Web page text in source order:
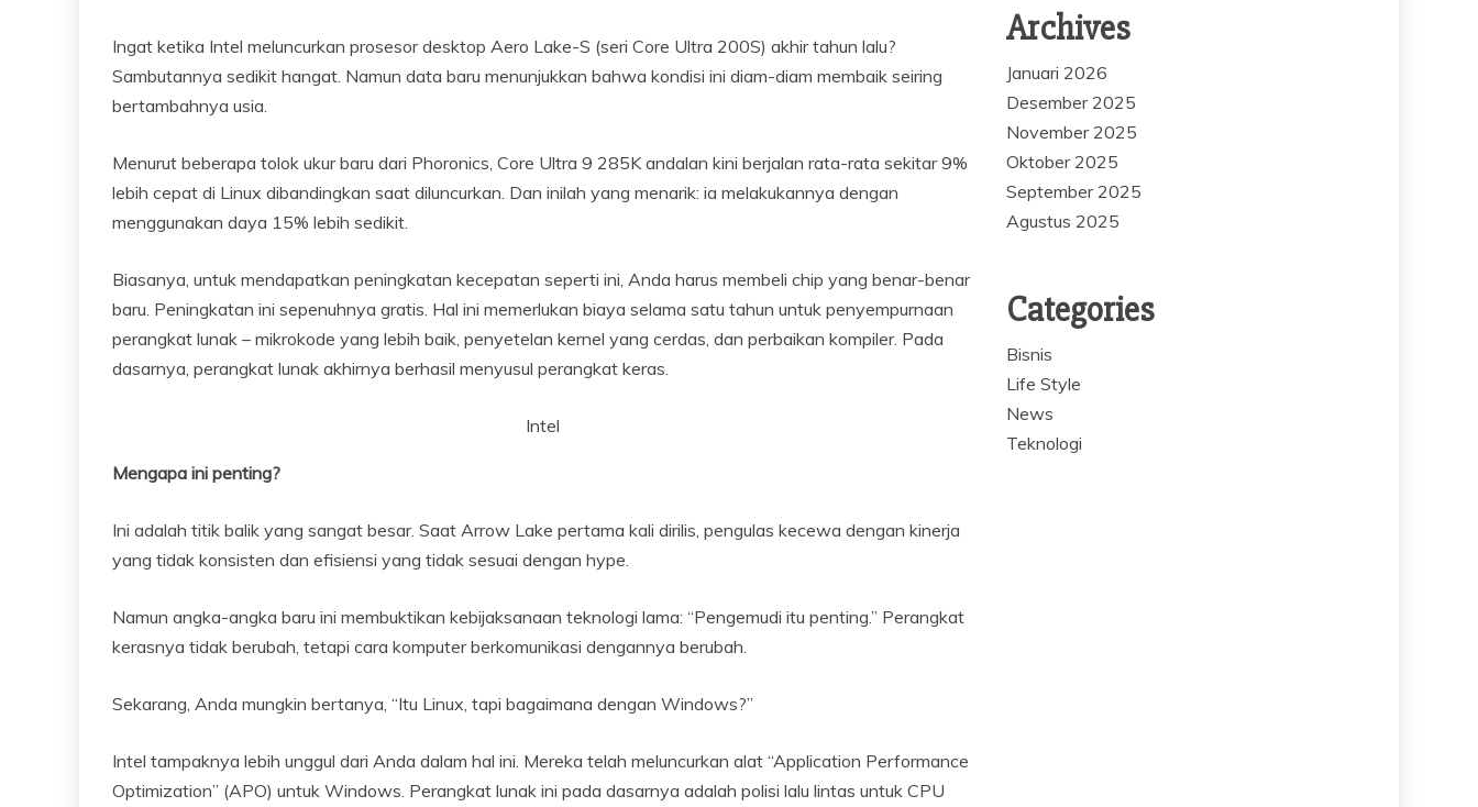
Ingat ketika Intel meluncurkan prosesor desktop Aero Lake-S (seri Core Ultra 200S) akhir tahun lalu?
Sambutannya sedikit hangat. Namun data baru menunjukkan bahwa kondisi ini diam-diam membaik seiring
bertambahnya usia.
Menurut beberapa tolok ukur baru dari Phoronics, Core Ultra 9 285K andalan kini berjalan rata-rata sekitar 9%
lebih cepat di Linux dibandingkan saat diluncurkan. Dan inilah yang menarik: ia melakukannya dengan
menggunakan daya 15% lebih sedikit.
Biasanya, untuk mendapatkan peningkatan kecepatan seperti ini, Anda harus membeli chip yang benar-benar
baru. Peningkatan ini sepenuhnya gratis. Hal ini memerlukan biaya selama satu tahun untuk penyempurnaan
perangkat lunak – mikrokode yang lebih baik, penyetelan kernel yang cerdas, dan perbaikan kompiler. Pada
dasarnya, perangkat lunak akhirnya berhasil menyusul perangkat keras.
Intel
Mengapa ini penting?
Ini adalah titik balik yang sangat besar. Saat Arrow Lake pertama kali dirilis, pengulas kecewa dengan kinerja
yang tidak konsisten dan efisiensi yang tidak sesuai dengan hype.
Namun angka-angka baru ini membuktikan kebijaksanaan teknologi lama: “Pengemudi itu penting.” Perangkat
kerasnya tidak berubah, tetapi cara komputer berkomunikasi dengannya berubah.
Sekarang, Anda mungkin bertanya, “Itu Linux, tapi bagaimana dengan Windows?”
Intel tampaknya lebih unggul dari Anda dalam hal ini. Mereka telah meluncurkan alat “Application Performance
Optimization” (APO) untuk Windows. Perangkat lunak ini pada dasarnya adalah polisi lalu lintas untuk CPU
Archives
Januari 2026
Desember 2025
November 2025
Oktober 2025
September 2025
Agustus 2025
Categories
Bisnis
Life Style
News
Teknologi